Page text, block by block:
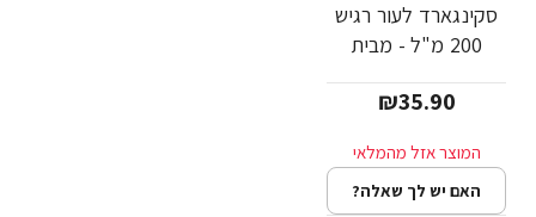
סקינגארד לעור רגיש
200 מ"ל - מבית
₪35.90
האם יש לך שאלה?